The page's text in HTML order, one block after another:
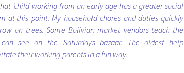
‘child working from an early age has a greater social
at this point. My household chores and duties quickly
on trees. Some Bolivian market vendors teach the
see on the Saturdays bazaar. The oldest help
their working parents in a fun way.